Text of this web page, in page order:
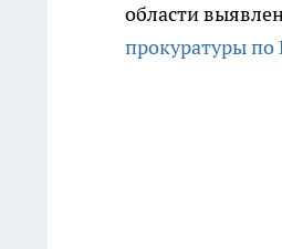
области
прокуратуры по